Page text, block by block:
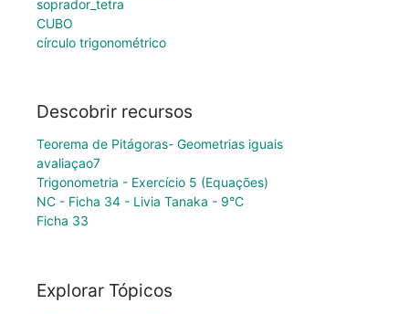
soprador_tetra
CUBO
círculo trigonométrico
Descobrir recursos
Teorema de Pitágoras- Geometrias iguais
avaliaçao7
Trigonometria - Exercício 5 (Equações)
NC - Ficha 34 - Livia Tanaka - 9°C
Ficha 33
Explorar Tópicos